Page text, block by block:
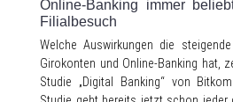
Online-Banking immer
Filialbesuch
Welche Auswirkungen die
Girokonten und Online-Banking hat,
Studie „Digital Banking“ von